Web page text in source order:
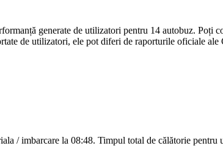
generate de utilizatori pentru 14 autobuz. Poți
de utilizatori, ele pot diferi de raporturile oficiale ale
/ imbarcare la 08:48. Timpul total de călătorie pentru